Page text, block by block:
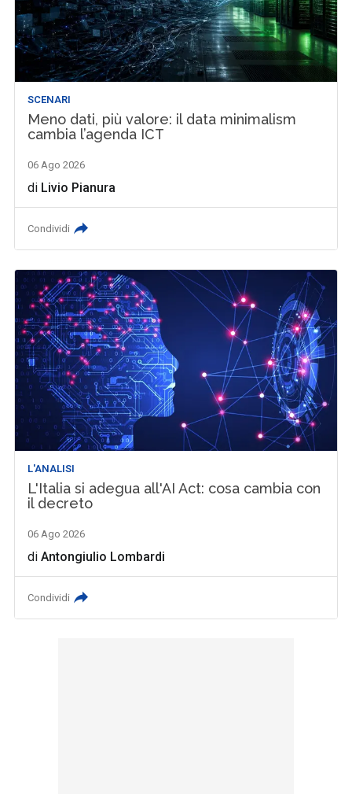
SCENARI
Meno dati, più valore: il data minimalism
cambia l’agenda ICT
06 Ago 2026
di Livio Pianura
Condividi
L'ANALISI
L'Italia si adegua all'AI Act: cosa cambia con
il decreto
06 Ago 2026
diAntongiulio Lombardi
Condividi